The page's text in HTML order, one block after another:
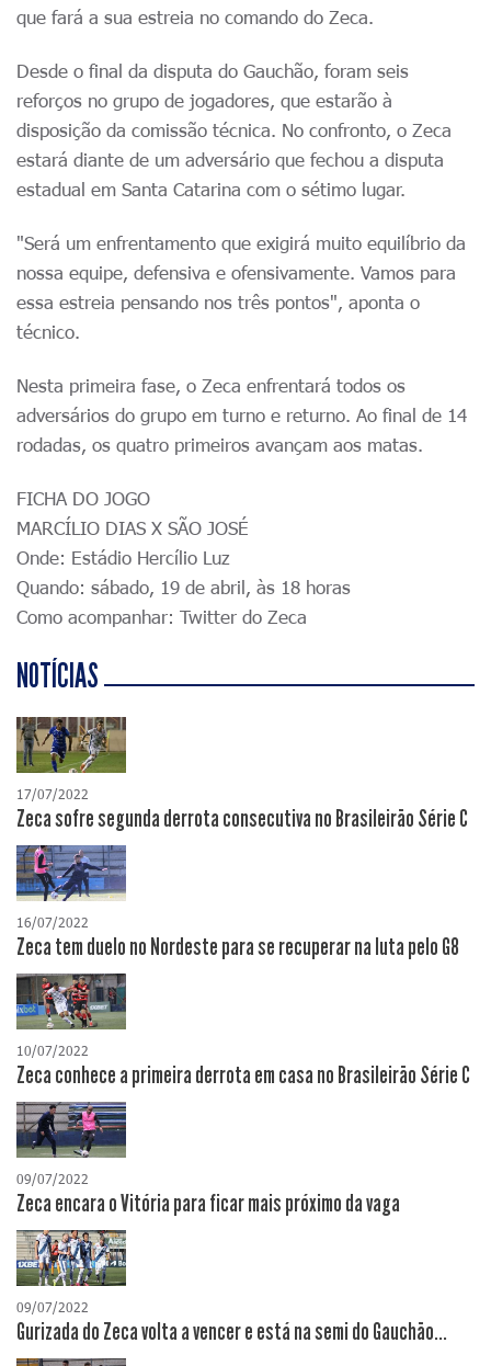
que fará a sua estreia no comando do Zeca.
Desde o final da disputa do Gauchão, foram seis
reforços no grupo de jogadores, que estarão à
disposição da comissão técnica. No confronto, o Zeca
estará diante de um adversário que fechou a disputa
estadual em Santa Catarina com o sétimo lugar.
"Será um enfrentamento que exigirá muito equilíbrio da
nossa equipe, defensiva e ofensivamente. Vamos para
essa estreia pensando nos três pontos", aponta o
técnico.
Nesta primeira fase, o Zeca enfrentará todos os
adversários do grupo em turno e returno. Ao final de 14
rodadas, os quatro primeiros avançam aos matas.
FICHA DO JOGO
MARCÍLIO DIAS X SÃO JOSÉ
Onde: Estádio Hercílio Luz
Quando: sábado, 19 de abril, às 18 horas
Como acompanhar: Twitter do Zeca
NOTÍCIAS
17/07/2022
Zeca sofre segunda derrota consecutiva no Brasileirão Série C
16/07/2022
Zeca tem duelo no Nordeste para se recuperar na luta pelo G8
10/07/2022
Zeca conhece a primeira derrota em casa no Brasileirão Série C
09/07/2022
Zeca encara o Vitória para ficar mais próximo da vaga
09/07/2022
Gurizada do Zeca volta a vencer e está na semi do Gauchão...